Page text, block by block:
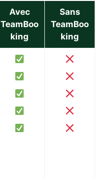
Avec
TeamBoo
king
Sans
TeamBoo
king